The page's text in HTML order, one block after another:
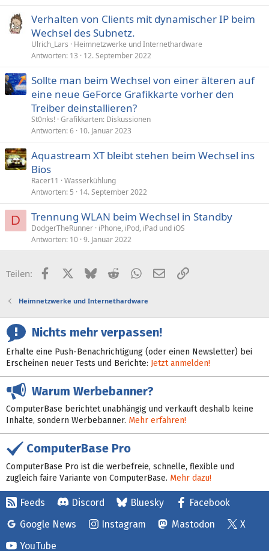
Verhalten von Clients mit dynamischer IP beim
Wechsel des Subnetz.
Ulrich_Lars
Heimnetzwerke und Internethardware
Antworten 13 12. September 2022
Sollte man beim Wechsel von einer älteren auf
eine neue GeForce Grafikkarte vorher den
Treiber deinstallieren?
St0nks! Grafikkarten: Diskussionen
Antworten 6 10. Januar 2023
Aquastream XT bleibt stehen beim Wechsel ins
Bios
Racer11
Wasserkühlung
Antworten 5 14. September 2022
D Trennung WLAN beim Wechsel in Standby
DodgerTheRunner iPhone, iPod, iPad und iOS
Antworten 10 9. Januar 2022
Teilen: FacebookX (Twitter)
BlueskyRedditWhatsApp
E-MailLink
Heimnetzwerke und Internethardware
Nichts mehr verpassen!
Erhalte eine Push-Benachrichtigung (oder einen Newsletter) bei
Erscheinen neuer Tests und Berichte: Jetzt anmelden!
Warum Werbebanner?
ComputerBase berichtet unabhängig und verkauft deshalb keine
Inhalte, sondern Werbebanner. Mehr erfahren!
ComputerBase Pro
ComputerBase Pro ist die werbefreie, schnelle, flexible und
zugleich faire Variante von ComputerBase. Mehr dazu!
Feeds Discord Bluesky
Facebook
Google News
Instagram Mastodon
X
YouTube